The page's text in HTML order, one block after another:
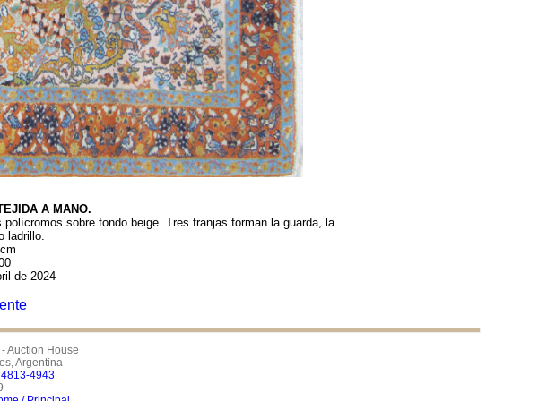
A MANO.
sobre fondo beige. Tres franjas forman la guarda, la
ladrillo.
de 2024
Auction House
Argentina
4943